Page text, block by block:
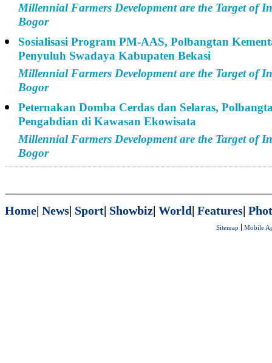
Millennial Farmers Development are the Target of
Bogor
Sosialisasi Program PM-AAS, Polbangtan
Penyuluh Swadaya Kabupaten Bekasi
Millennial Farmers Development are the Target of
Bogor
Peternakan Domba Cerdas dan Selaras,
Pengabdian di Kawasan Ekowisata
Millennial Farmers Development are the Target of
Bogor
Home| News| Sport| Showbiz| World| Features|
Sitemap Mobile